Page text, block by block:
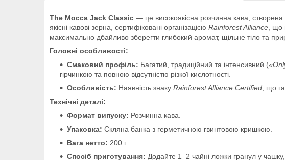
The Mocca Jack Classic — це високоякісна розчинна кава,
якісні кавові зерна, сертифіковані організацією Rainforest Alliance, що
максимально дбайливо зберегти глибокий аромат, щільне тіло та
Головні особливості:
Смаковий профіль: Багатий, традиційний та інтенсивний (
гірчинкою та повною відсутністю різкої кислотності.
Особливість: Наявність знаку Rainforest Alliance Certified, що
Технічні деталі:
Формат випуску: Розчинна кава.
Упаковка: Скляна банка з герметичною гвинтовою кришкою.
Вага нетто: 200 г.
Спосіб приготування: Додайте 1–2 чайні ложки гранул у